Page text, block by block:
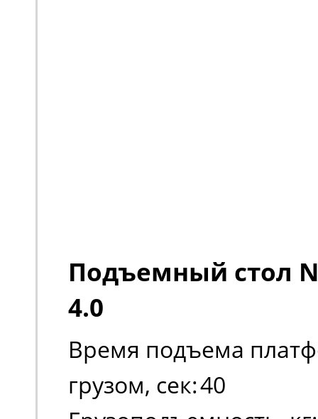
Подъемный стол
4.0
Время подъема
грузом, сек:40